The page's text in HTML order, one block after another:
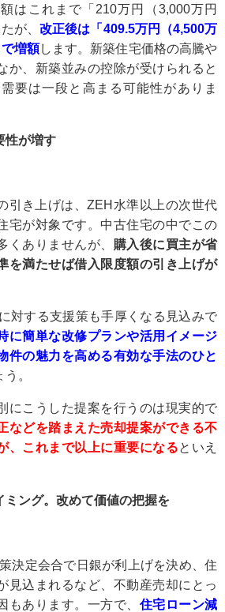
はこれまで「210万円（3,000万円
が、改正後は「409.5万円（4,500万
増額します。新築住宅価格の高騰や
か、新築並みの控除が受けられると
要は一段と高まる可能性がありま
性が増す
引き上げは、ZEH水準以上の次世代
宅が対象です。中古住宅の中でこの
くありませんが、 購入後に買主が省
を満たせば借入限度額の引き上げが
対する支援策も手厚くなる見込みで
に簡単な改修プランや活用イメージ
件の魅力を高める有効な手法のひと
。
にこうした提案を行うのは現実的で
などを踏まえた売却提案ができる不
、これまで以上に重要になるといえ
ング。改めて価値の把握を
決定会合で日銀が利上げを決め、住
見込まれるなど、不動産売却にとっ
もあります。一方で、 住宅ローン減